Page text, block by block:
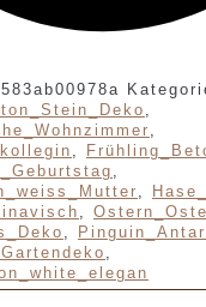
,
,
,
,
,
,
,
,